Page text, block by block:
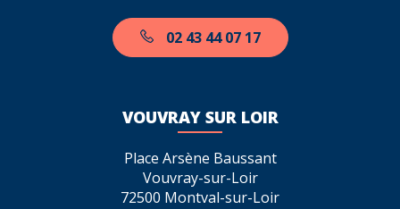
02 43 44 07 17
VOUVRAY SUR LOIR
Place Arsène Baussant
Vouvray-sur-Loir
72500 Montval-sur-Loir